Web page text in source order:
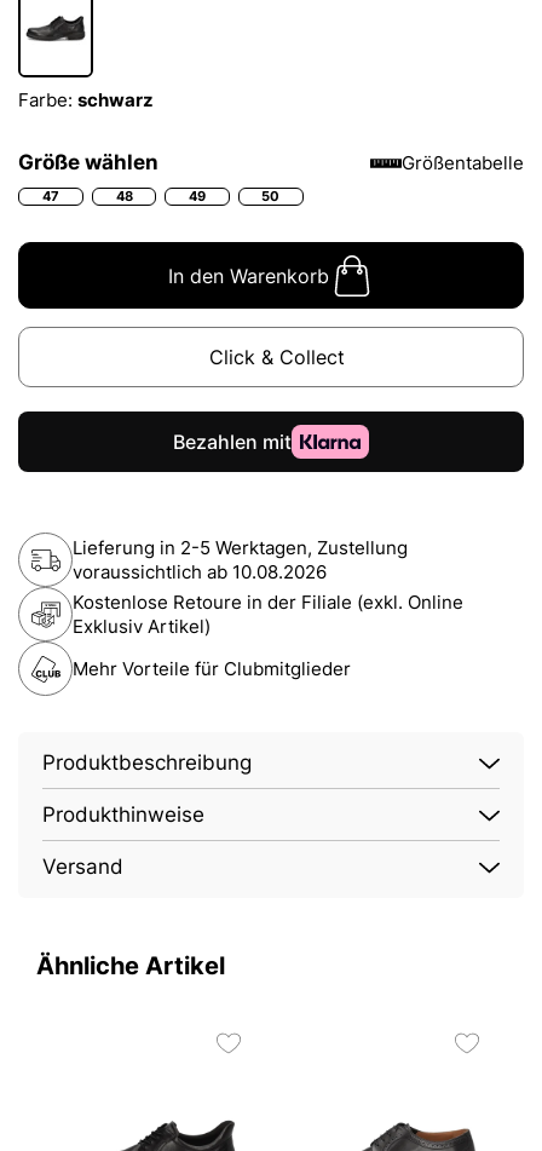
Farbe: schwarz
Größe wählen Größentabelle
47 48 49 50
In den Warenkorb
Click & Collect
Lieferung in 2-5 Werktagen, Zustellung
voraussichtlich ab 10.08.2026
Kostenlose Retoure in der Filiale (exkl. Online
Exklusiv Artikel)
Mehr Vorteile für Clubmitglieder
Produktbeschreibung
Produkthinweise
Versand
Ähnliche Artikel